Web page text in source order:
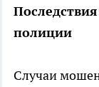
полиции
Случаи